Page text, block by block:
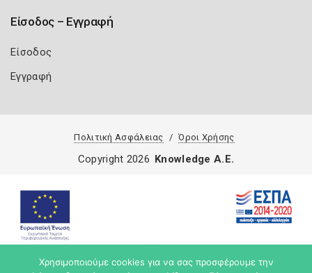
Είσοδος – Εγγραφή
Είσοδος
Εγγραφή
Πολιτική Ασφάλειας Όροι Χρήσης
Χρησιμοποιούμε cookies για να σας προσφέρουμε την
Copyright 2026 Knowledge A.E.